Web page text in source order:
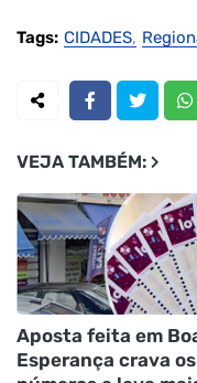
Tags: CIDADES
VEJA TAMBÉM:
Aposta feita em
Esperança crava os